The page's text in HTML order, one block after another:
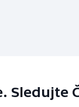
Sledujte